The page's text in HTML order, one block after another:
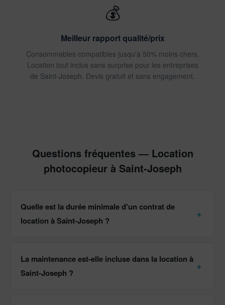
💰
Meilleur rapport qualité/prix
Consommables compatibles jusqu'à 50% moins chers.
Location tout inclus sans surprise pour les entreprises
de Saint-Joseph. Devis gratuit et sans engagement.
Questions fréquentes — Location
photocopieur à Saint-Joseph
Quelle est la durée minimale d'un contrat de
location à Saint-Joseph ?
La maintenance est-elle incluse dans la location à
Saint-Joseph ?